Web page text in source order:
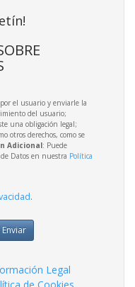
el usuario y enviarle la
del usuario;
una obligación legal;
otros derechos, como se
Adicional: Puede
Datos en nuestra Política
.
Enviar
Legal